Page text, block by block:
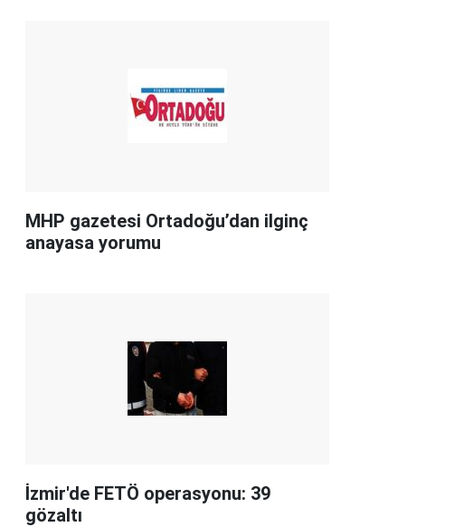
MHP gazetesi Ortadoğu’dan ilginç
anayasa yorumu
İzmir'de FETÖ operasyonu: 39
gözaltı